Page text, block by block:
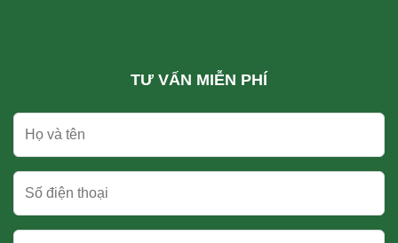
TƯ VẤN MIỄN PHÍ